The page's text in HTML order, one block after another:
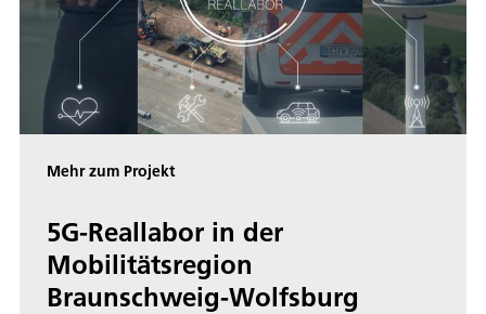
Mehr zum Projekt
5G-Reallabor in der
Mobilitätsregion
Braunschweig-Wolfsburg